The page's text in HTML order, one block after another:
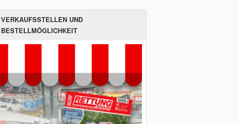
VERKAUFSSTELLEN UND
BESTELLMÖGLICHKEIT